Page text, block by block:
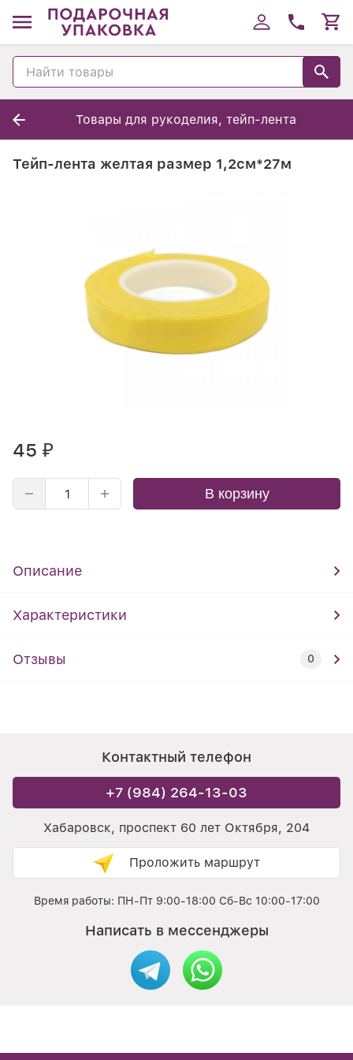
Товары для рукоделия, тейп-лента
Тейп-лента желтая размер 1,2см*27м
45 ₽
В корзину
Описание
Характеристики
Отзывы 0
Контактный телефон
+7 (984) 264-13-03
Хабаровск, проспект 60 лет Октября, 204
Проложить маршрут
Время работы: ПН-Пт 9:00-18:00 Сб-Вс 10:00-17:00
Написать в мессенджеры